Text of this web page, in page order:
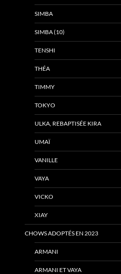
SIMBA
SIMBA (10)
TENSHI
THÉA
TIMMY
TOKYO
ULKA, REBAPTISÉE KIRA
UMAÏ
VANILLE
VAYA
VICKO
XIAY
CHOWS ADOPTÉS EN 2023
ARMANI
ARMANI ET VAYA